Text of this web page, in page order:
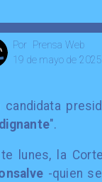
Prensa Web
Por
19 de mayo de 2025
candidata
".
lunes, la
-quien